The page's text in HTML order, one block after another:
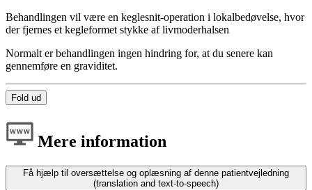
Behandlingen vil være en keglesnit-operation i lokalbedøvelse, hvor
der fjernes et kegleformet stykke af livmoderhalsen
Normalt er behandlingen ingen hindring for, at du senere kan
gennemføre en graviditet.
Fold ud
Mere information
Få hjælp til oversættelse og oplæsning af denne patientvejledning
(translation and text-to-speech)